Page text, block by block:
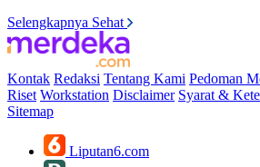
Selengkapnya Sehat
Kontak Redaksi Tentang Kami Pedoman
Riset Workstation Disclaimer Syarat &
Sitemap
Liputan6.com